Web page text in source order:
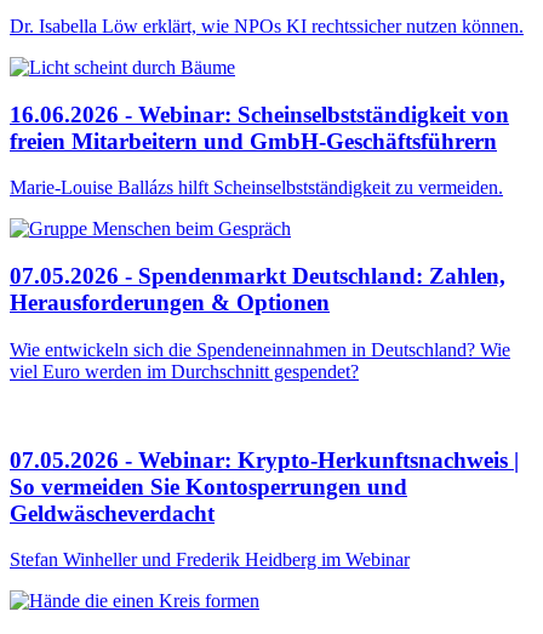
Dr. Isabella Löw erklärt, wie NPOs KI rechtssicher nutzen können.
16.06.2026 - Webinar: Scheinselbstständigkeit von
freien Mitarbeitern und GmbH-Geschäftsführern
Marie-Louise Ballázs hilft Scheinselbstständigkeit zu vermeiden.
07.05.2026 - Spendenmarkt Deutschland: Zahlen,
Herausforderungen & Optionen
Wie entwickeln sich die Spendeneinnahmen in Deutschland? Wie
viel Euro werden im Durchschnitt gespendet?
07.05.2026 - Webinar: Krypto-Herkunftsnachweis |
So vermeiden Sie Kontosperrungen und
Geldwäscheverdacht
Stefan Winheller und Frederik Heidberg im Webinar